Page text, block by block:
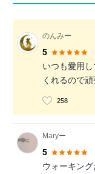
のんみー
5
いつも愛用
くれるので
258
Maryー
5
ウォーキン